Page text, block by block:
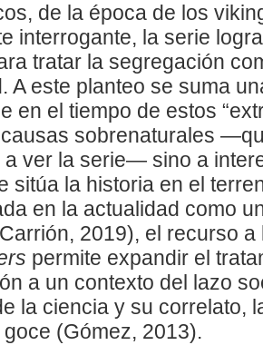
de la época de los
interrogante, la serie
tratar la segregación
A este planteo se suma
en el tiempo de estos
sobrenaturales
a ver la serie— sino a
sitúa la historia en el
en la actualidad como
2019), el recurso
permite expandir el
a un contexto del lazo
la ciencia y su correlato,
(Gómez, 2013).